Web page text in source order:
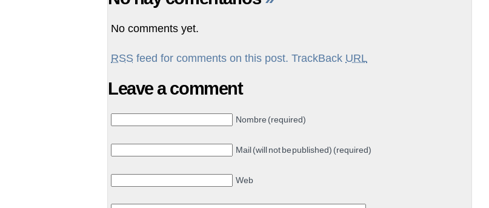
No comments yet.
RSS feed for comments on this post. TrackBack URL
Leave a comment
Nombre (required)
Mail (will not be published) (required)
Web